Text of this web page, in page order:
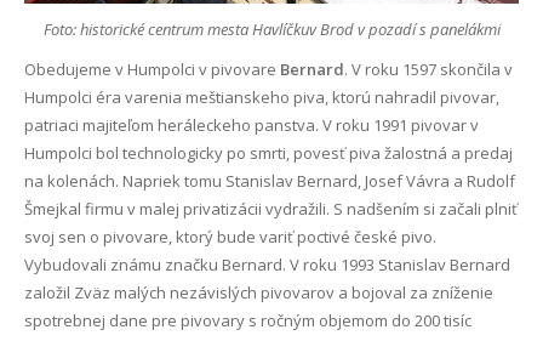
Foto: historické centrum mesta Havlíčkuv Brod v pozadí s panelákmi
Obedujeme v Humpolci v pivovare Bernard. V roku 1597 skončila v
Humpolci éra varenia meštianskeho piva, ktorú nahradil pivovar,
patriaci majiteľom heráleckeho panstva. V roku 1991 pivovar v
Humpolci bol technologicky po smrti, povesť piva žalostná a predaj
na kolenách. Napriek tomu Stanislav Bernard, Josef Vávra a Rudolf
Šmejkal firmu v malej privatizácii vydražili. S nadšením si začali plniť
svoj sen o pivovare, ktorý bude variť poctivé české pivo.
Vybudovali známu značku Bernard. V roku 1993 Stanislav Bernard
založil Zväz malých nezávislých pivovarov a bojoval za zníženie
spotrebnej dane pre pivovary s ročným objemom do 200 tisíc